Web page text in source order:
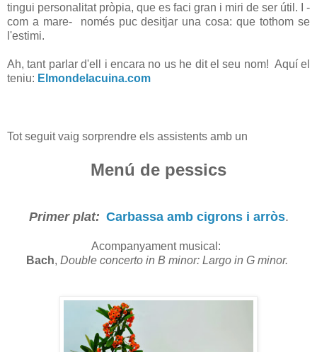
tingui personalitat pròpia, que es faci gran i miri de ser útil. I -
com a mare- només puc desitjar una cosa: que tothom se
l'estimi.
Ah, tant parlar d'ell i encara no us he dit el seu nom! Aquí el
teniu: Elmondelacuina.com
Tot seguit vaig sorprendre els assistents amb un
Menú de pessics
Primer plat: Carbassa amb cigrons i arròs.
Acompanyament musical:
Bach, Double concerto in B minor: Largo in G minor.